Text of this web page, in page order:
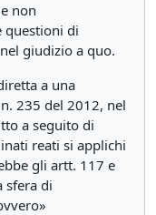
non
questioni di
giudizio a quo.
a una
235 del 2012, nel
a seguito di
reati si applichi
gli artt. 117 e
sfera di